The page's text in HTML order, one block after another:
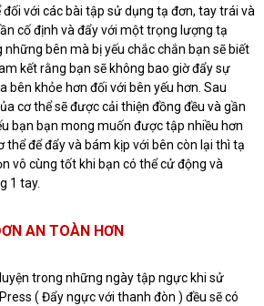
với các bài tập sử dụng tạ đơn, tay trái và
cố định và đẩy với một trọng lượng tạ
bên mà bị yếu chắc chắn bạn sẽ biết
kết rằng bạn sẽ không bao giờ đẩy sự
bên khỏe hơn đối với bên yếu hơn. Sau
cơ thể sẽ được cải thiện đồng đều và gần
bạn bạn mong muốn được tập nhiều hơn
thể để đẩy và bám kịp với bên còn lại thì tạ
vô cùng tốt khi bạn có thể cử động và
1 tay.
AN TOÀN HƠN
trong những ngày tập ngực khi sử
( Đẩy ngực với thanh đòn ) đều sẽ có